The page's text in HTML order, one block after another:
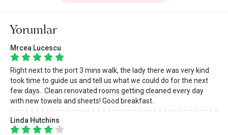
Yorumlar
Mrcea Lucescu
Right next to the port 3 mins walk, the lady there was very kind
took time to guide us and tell us what we could do for the next
few days.. Clean renovated rooms getting cleaned every day
with new towels and sheets! Good breakfast..
Linda Hutchins